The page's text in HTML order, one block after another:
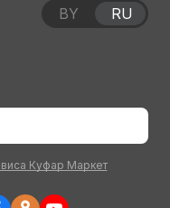
Куфар Маркет
BY RU